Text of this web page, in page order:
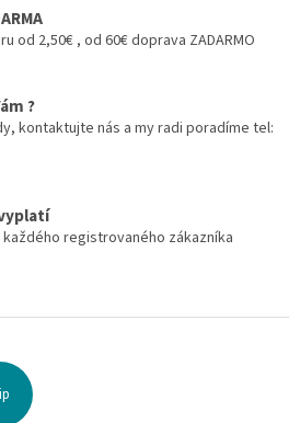
od 2,50€ , od 60€ doprava ZADARMO
?
kontaktujte nás a my radi poradíme tel:
registrovaného zákazníka